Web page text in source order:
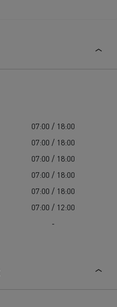
07:00 / 18:00
07:00 / 18:00
07:00 / 18:00
07:00 / 18:00
07:00 / 18:00
07:00 / 12:00
-